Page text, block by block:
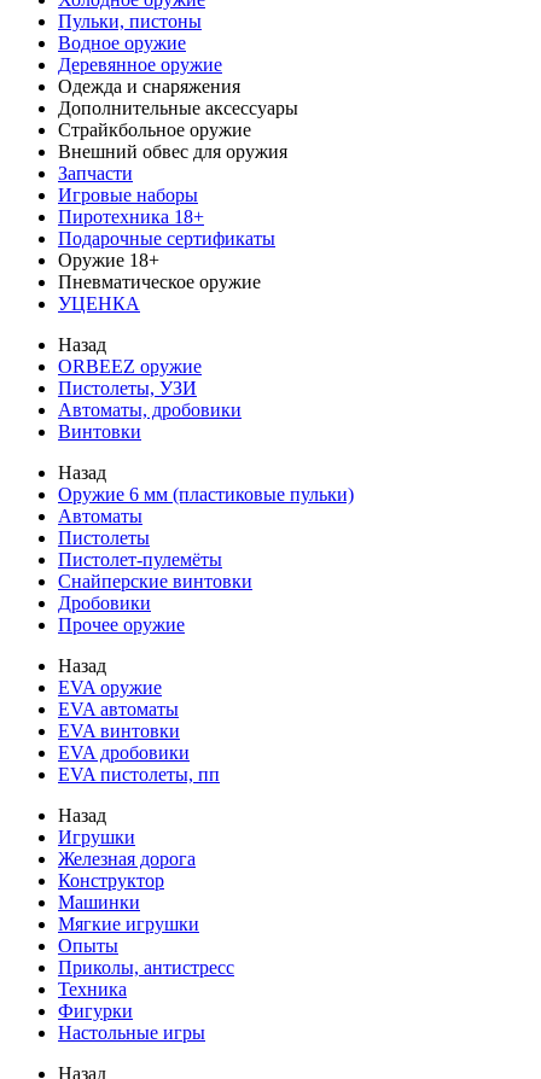
Пульки, пистоны
Водное оружие
Деревянное оружие
Одежда и снаряжения
Дополнительные аксессуары
Страйкбольное оружие
Внешний обвес для оружия
Запчасти
Игровые наборы
Пиротехника 18+
Подарочные сертификаты
Оружие 18+
Пневматическое оружие
УЦЕНКА
Назад
ORBEEZ оружие
Пистолеты, УЗИ
Автоматы, дробовики
Винтовки
Назад
Оружие 6 мм (пластиковые пульки)
Автоматы
Пистолеты
Пистолет-пулемёты
Снайперские винтовки
Дробовики
Прочее оружие
Назад
EVA оружие
EVA автоматы
EVA винтовки
EVA дробовики
EVA пистолеты, пп
Назад
Игрушки
Железная дорога
Конструктор
Машинки
Мягкие игрушки
Опыты
Приколы, антистресс
Техника
Фигурки
Настольные игры
Назад